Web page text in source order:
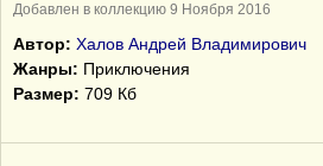
Добавлен в коллекцию 9 Ноября 2016
Автор: Халов Андрей Владимирович
Жанры: Приключения
Размер: 709 Кб